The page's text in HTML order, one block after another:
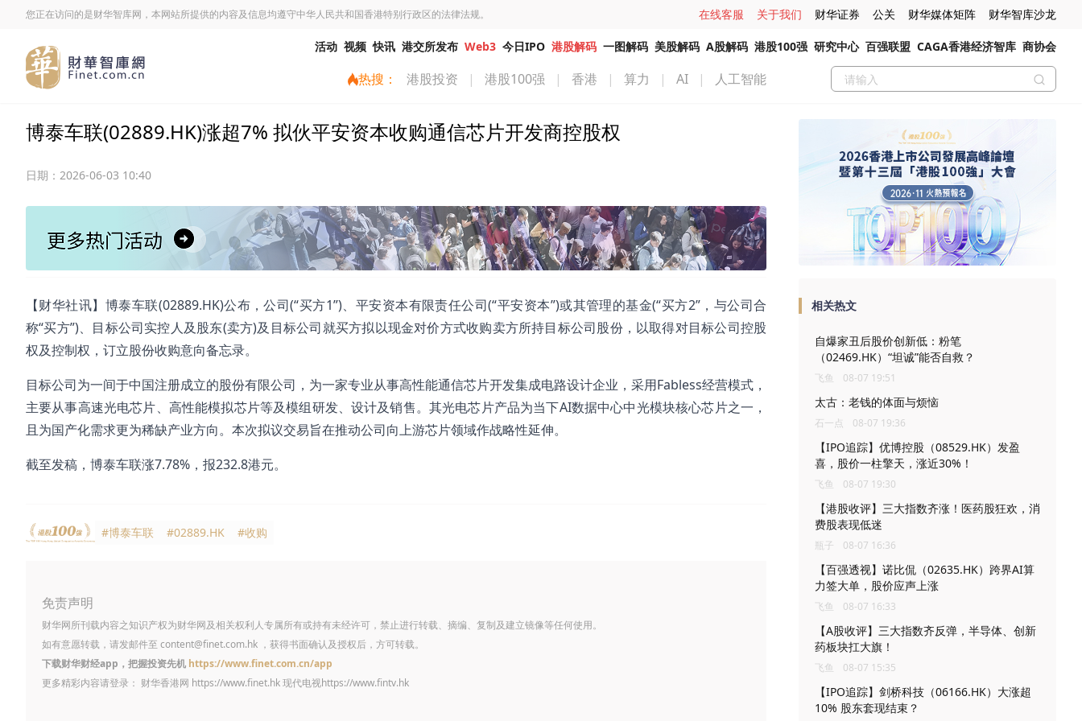
您正在访问的是财华智库网，本网站所提供的内容及信息均遵守中华人民共和国香港特别行政区的法律法规。 在线客服 关于我们 财华证券 公关 财华媒体矩阵 财华智库沙龙
活动 视频 快讯 港交所发布 Web3 今日IPO 港股解码 一图解码 美股解码 A股解码 港股100强 研究中心 百强联盟 CAGA香港经济智库 商协会
热搜： 港股投资 | 港股100强 | 香港 | 算力 | AI | 人工智能
博泰车联(02889.HK)涨超7% 拟伙平安资本收购通信芯片开发商控股权
日期： 2026-06-03 10:40
【财华社讯】博泰车联(02889.HK)公布，公司(“买方1”)、平安资本有限责任公司(“平安资本”)或其管理的基金(“买方2”，与公司合
称“买方”)、目标公司实控人及股东(卖方)及目标公司就买方拟以现金对价方式收购卖方所持目标公司股份，以取得对目标公司控股
权及控制权，订立股份收购意向备忘录。
目标公司为一间于中国注册成立的股份有限公司，为一家专业从事高性能通信芯片开发集成电路设计企业，采用Fabless经营模式，
主要从事高速光电芯片、高性能模拟芯片等及模组研发、设计及销售。其光电芯片产品为当下AI数据中心中光模块核心芯片之一，
且为国产化需求更为稀缺产业方向。本次拟议交易旨在推动公司向上游芯片领域作战略性延伸。
截至发稿，博泰车联涨7.78%，报232.8港元。
#博泰车联 #02889.HK #收购
免责声明
财华网所刊载内容之知识产权为财华网及相关权利人专属所有或持有未经许可，禁止进行转载、摘编、复制及建立镜像等任何使用。
如有意愿转载，请发邮件至 content@finet.com.hk ，获得书面确认及授权后，方可转载。
下载财华财经app，把握投资先机 https://www.finet.com.cn/app
更多精彩内容请登录： 财华香港网 https://www.finet.hk现代电视https://www.fintv.hk
相关热文
自爆家丑后股价创新低：粉笔
（02469.HK）“坦诚”能否自救？
飞鱼 08-07 19:51
太古：老钱的体面与烦恼
石一点 08-07 19:36
【IPO追踪】优博控股（08529.HK）发盈
喜，股价一柱擎天，涨近30%！
飞鱼 08-07 19:30
【港股收评】三大指数齐涨！医药股狂欢，消
费股表现低迷
瓶子 08-07 16:36
【百强透视】诺比侃（02635.HK）跨界AI算
力签大单，股价应声上涨
飞鱼 08-07 16:33
【A股收评】三大指数齐反弹，半导体、创新
药板块扛大旗！
飞鱼 08-07 15:35
【IPO追踪】剑桥科技（06166.HK）大涨超
10% 股东套现结束？